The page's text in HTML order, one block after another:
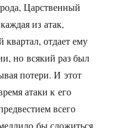
Царственный
из атак,
квартал, отдает ему
но всякий раз был
потери. И этот
атаки к его
всего
бы сложиться,